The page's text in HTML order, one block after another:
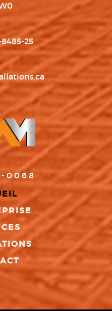
25
0068